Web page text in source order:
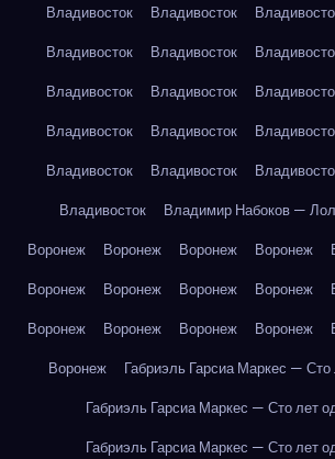
Владивосток
Владивосток
Владивосток
Владивосток
Владивосток
Владивосток
Владивосток
Владивосток
Владивосток
Владивосток
Владивосток
Владимир Набоков —
Воронеж
Воронеж Воронеж Воронеж
Воронеж
Воронеж Воронеж Воронеж
Воронеж
Воронеж Воронеж Воронеж
Воронеж
Габриэль Гарсиа Маркес — Сто
Габриэль Гарсиа Маркес — Сто лет
Габриэль Гарсиа Маркес — Сто лет